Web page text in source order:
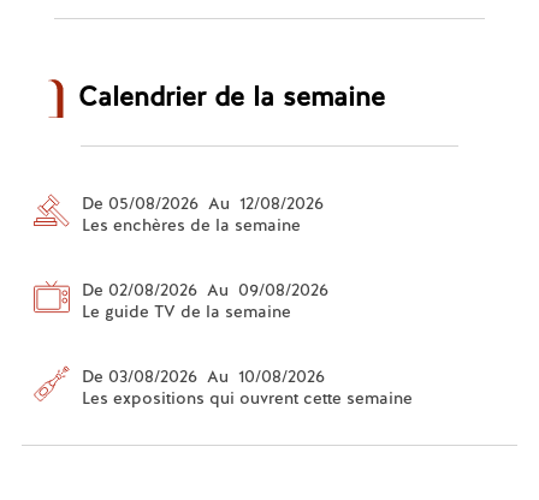
Calendrier de la semaine
De 05/08/2026 Au 12/08/2026
Les enchères de la semaine
De 02/08/2026 Au 09/08/2026
Le guide TV de la semaine
De 03/08/2026 Au 10/08/2026
Les expositions qui ouvrent cette semaine